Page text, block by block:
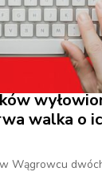
walka o
Wągrowcu